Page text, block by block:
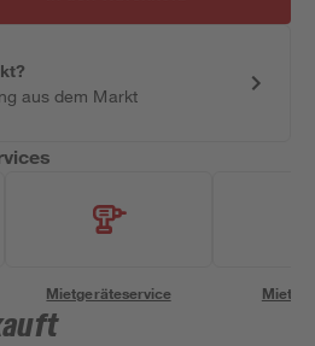
aus dem Markt
Mietgeräteservice